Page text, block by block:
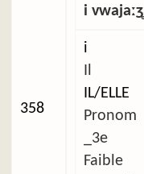
358
i vwajaːʒ̥
i
IL/ELLE
Pronom
_3e
Faible